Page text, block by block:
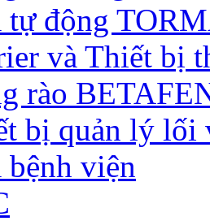
tự động
và Thiết bị
rào
bị quản lý lối
bệnh viện